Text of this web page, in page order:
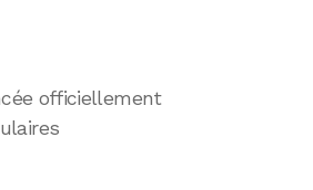
officiellement